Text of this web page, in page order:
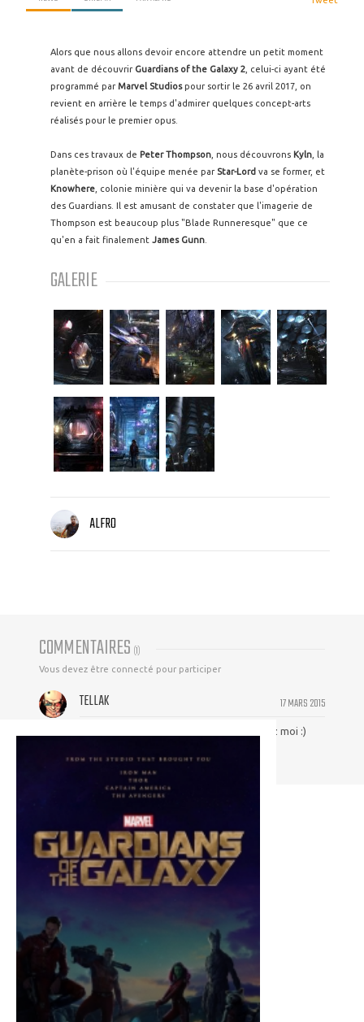
Alors que nous allons devoir encore attendre un petit moment
avant de découvrir Guardians of the Galaxy 2 , celui-ci ayant été
programmé parMarvel Studiospour sortir le 26 avril 2017, on
revient en arrière le temps d'admirer quelques concept-arts
réalisés pour le premier opus.
Dans ces travaux de Peter Thompson , nous découvrons Kyln , la
planète-prison où l'équipe menée par Star-Lord va se former, et
Knowhere , colonie minière qui va devenir la base d'opération
des Guardians. Il est amusant de constater que l'imagerie de
Thompson est beaucoup plus "Blade Runneresque" que ce
qu'en a fait finalement James Gunn
GALERIE
ALFRO
COMMENTAIRES (1)
Vous devez être connecté pour participer
17 MARS 2015
TELLAK
Moui ça irait bien sur un de mes murs chez moi :)